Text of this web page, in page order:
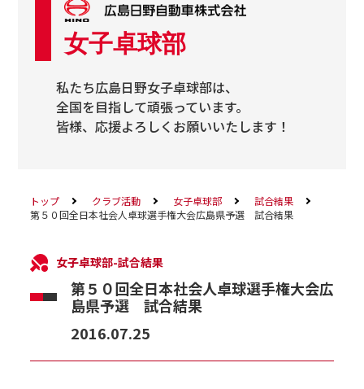
女子卓球部
私たち広島日野女子卓球部は、
全国を目指して頑張っています。
皆様、応援よろしくお願いいたします！
トップ クラブ活動 女子卓球部
試合結果
第５０回全日本社会人卓球選手権大会広島県予選 試合結果
女子卓球部-試合結果
第５０回全日本社会人卓球選手権大会広
島県予選 試合結果
2016.07.25